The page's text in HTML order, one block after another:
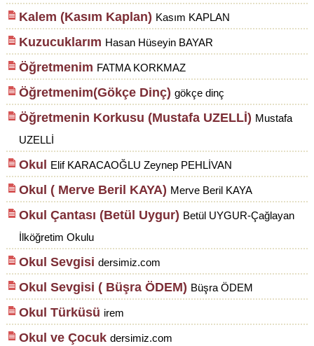
Kalem (Kasım Kaplan) Kasım KAPLAN
Kuzucuklarım Hasan Hüseyin BAYAR
Öğretmenim FATMA KORKMAZ
Öğretmenim(Gökçe Dinç) gökçe dinç
Öğretmenin Korkusu (Mustafa UZELLİ) Mustafa
UZELLİ
Okul Elif KARACAOĞLU Zeynep PEHLİVAN
Okul ( Merve Beril KAYA) Merve Beril KAYA
Okul Çantası (Betül Uygur) Betül UYGUR-Çağlayan
İlköğretim Okulu
Okul Sevgisi dersimiz.com
Okul Sevgisi ( Büşra ÖDEM) Büşra ÖDEM
Okul Türküsü irem
Okul ve Çocuk dersimiz.com